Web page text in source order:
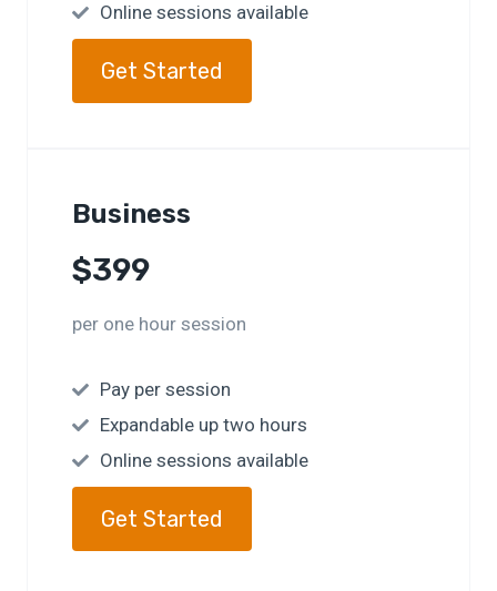
Online sessions available
Get Started
Business
$399
per one hour session
Pay per session
Expandable up two hours
Online sessions available
Get Started